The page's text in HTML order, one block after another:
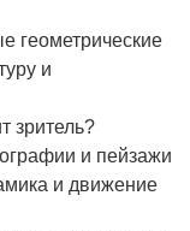
геометрические
и
зритель?
и пейзажи
и движение